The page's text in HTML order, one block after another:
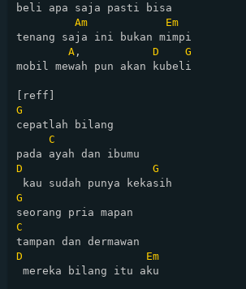
beli apa saja pasti bisa
Am
Em
tenang saja ini bukan mimpi
A , D
G
mobil mewah pun akan kubeli
G
cepatlah bilang
C
D
G
G
C
D
Em
mereka bilang itu aku